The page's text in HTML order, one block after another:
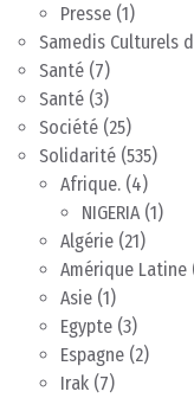
Presse (1)
Samedis Culturels
Santé (7)
Santé (3)
Société (25)
Solidarité (535)
Afrique. (4)
NIGERIA(1)
Algérie (21)
Amérique Latine
Asie (1)
Egypte (3)
Espagne (2)
Irak (7)